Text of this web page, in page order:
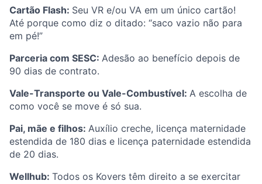
Cartão Flash: Seu VR e/ou VA em um único cartão!
Até porque como diz o ditado: “saco vazio não para
em pé!”
Parceria com SESC: Adesão ao benefício depois de
90 dias de contrato.
Vale-Transporte ou Vale-Combustível: A escolha de
como você se move é só sua.
Pai, mãe e filhos: Auxílio creche, licença maternidade
estendida de 180 dias e licença paternidade estendida
de 20 dias.
Wellhub: Todos os Kovers têm direito a se exercitar